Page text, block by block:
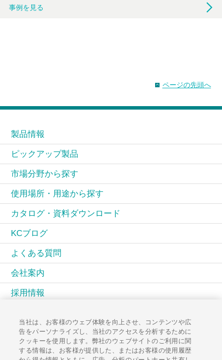
事例を見る
ページの先頭へ
製品情報
ピックアップ製品
市場分野から探す
使用場所・用途から探す
カタログ・資料ダウンロード
KCブログ
よくある質問
会社案内
採用情報
広報誌PAL
お知らせ一覧
当社は、お客様のウェブ体験を向上させ、コンテンツや広
告をパーソナライズし、当社のアクセスを分析するために
クッキーを使用します。弊社のウェブサイトのご利用に関
する情報は、お客様が提供した、またはお客様の使用履歴